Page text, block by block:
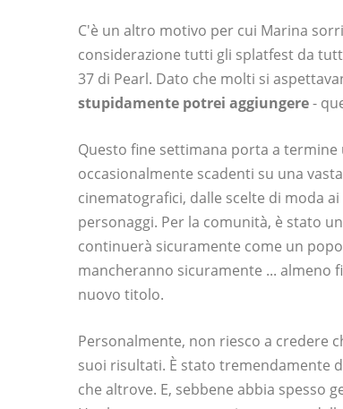
C'è un altro motivo per cui Marina
considerazione tutti gli splatfest da
37 di Pearl. Dato che molti si
stupidamente potrei aggiungere-
Questo fine settimana porta a
occasionalmente scadenti su una
cinematografici, dalle scelte di moda
personaggi. Per la comunità, è stato
continuerà sicuramente come un
mancheranno sicuramente ... almeno
nuovo titolo.
Personalmente, non riesco a credere
suoi risultati. È stato tremendamente
che altrove. E, sebbene abbia spesso